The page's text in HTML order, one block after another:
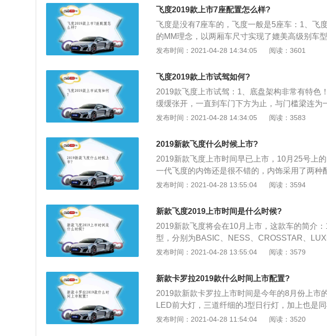
枕、ASCD定速巡航系统、全自动正负离子空调
分体现了设计美感与实用性的“超设计理念”，让
飞度2019款上市7座配置怎么样?
飞度是没有7座车的，飞度一般是5座车：1、飞
的MM理念，以两厢车尺寸实现了媲美高级别车
4065mm，对比第二代增加了165mm，轴距也从
了空间使用便利性，MagicSeat多变魔术座椅可
位调整，实现空间纵深、高度和宽度的更大化，
需求。
发布时间：2021-04-28 14:34:05 阅读：3601
飞度2019款上市试驾如何?
2019款飞度上市试驾：1、底盘架构非常有特色
缓缓张开，一直到车门下方为止，与门槛梁连为
车轮内侧。而油箱位置则布置在前排下方；2、
类似。底盘强度其实是很高的。本田用心良苦；
间坐过的人恐怕都对其赞不绝口。“四轮四角”的
设计目的。实用性非常高。
发布时间：2021-04-28 14:34:05 阅读：3583
2019新款飞度什么时候上市?
2019新款飞度上市时间早已上市，10月25号上
一代飞度的内饰还是很不错的，内饰采用了两种
一代飞度内部的小空间非常多，主副驾驶都有标
术座椅依然存在，可以大大的提升空间利用性；
表盘变成了一个小小的液晶屏，而启动按钮则跑
扭的位置。仪表台中央是一块悬浮式多媒体大屏
飞度还配备了电子手刹和AUTOHOLD功能，这
已经换成了碟刹，这也是一个不小的惊喜了；3
近日接受采访时表示：新款飞度将会由广汽本田
机而非三缸发动机。此外广汽本田还会根据消费
分；4、在这次东京车展新一代飞度推出前夕，
飞度和雅阁在未来会不断走向电动化，让飞度给
发布时间：2021-04-28 13:55:04 阅读：3594
新款飞度2019上市时间是什么时候?
2019新款飞度将会在10月上市，这款车的简介
型，分别为BASIC、NESS、CROSSTAR、
色搭配、轮毂样式以及外观小细节处会有差异，
采用了两种配色整体看上去充满科技感。新一代
驾驶都有标志性的杯架，副驾驶扶手箱上下部分
经出现过的设计。而且飞度标志性的后排魔术座
间利用性；3、在内饰的细节可以看到，仪表盘
动按钮则跑到了方向盘后面一个看起来很别扭的
发布时间：2021-04-28 13:55:04 阅读：3579
新款卡罗拉2019款什么时间上市配置?
2019款新款卡罗拉上市时间是今年的8月份上市
LED前大灯，三道纤细的J型日行灯，加上也是
性特征，前大灯具有自适应前照明灯系统，根据
发布时间：2021-04-28 11:54:04 阅读：3520